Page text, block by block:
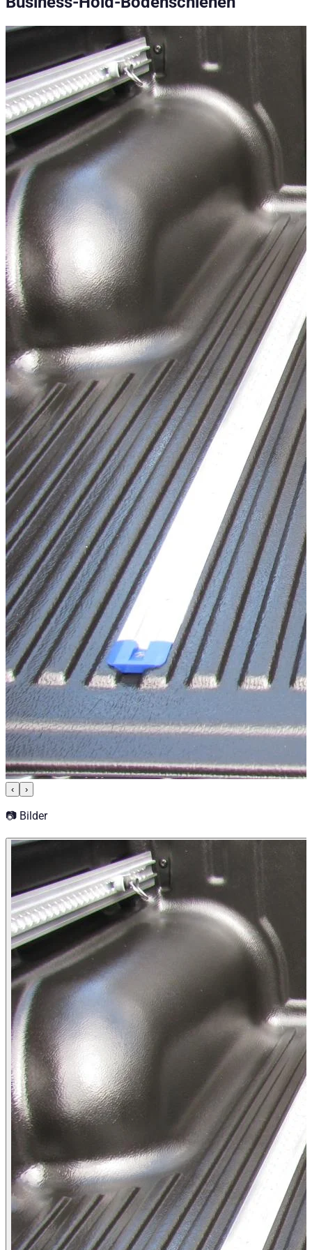
Technische Daten
Nettogewicht:6.3kg
Bruttogewicht:6.3kg
Einbauzeit
90
Konfigurationsvarianten
Preis ab:356,12 €inkl. MwSt.
Fahrzeugkompatibilität
Passend für
Ford Ranger Baujahr ab 2016+ (Facelift) Doppelkabine
Ford Ranger Baujahr ab 2012+ Doppelkabine
Kategorien
Pick-up accessories
Storage & load securing systems
‹ ›
📷 Bilder